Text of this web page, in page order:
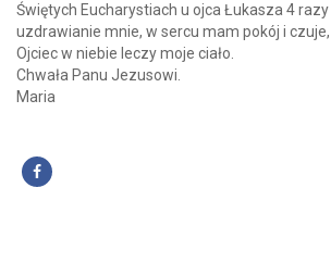
Świętych Eucharystiach u ojca Łukasza 4
uzdrawianie mnie, w sercu mam pokój i
Ojciec w niebie leczy moje ciało.
Chwała Panu Jezusowi.
Maria